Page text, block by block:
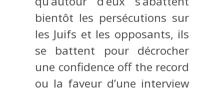
bientôt les persécutions sur
les Juifs et les opposants, ils
se battent pour décrocher
une confidence off the record
ou la faveur d’une interview